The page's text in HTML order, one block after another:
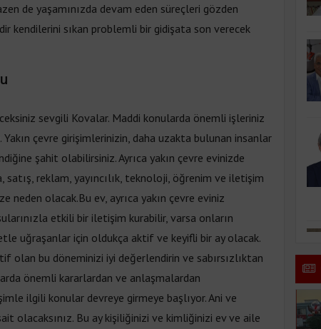
de yaşamınızda devam eden süreçleri gözden
kendilerini sıkan problemli bir gidişata son verecek
sevgili Kovalar. Maddi konularda önemli işleriniz
çevre girişimlerinizin, daha uzakta bulunan insanlar
şahit olabilirsiniz. Ayrıca yakın çevre evinizde
reklam, yayıncılık, teknoloji, öğrenim ve iletişim
olacak.Bu ev, ayrıca yakın çevre eviniz
etkili bir iletişim kurabilir, varsa onların
uğraşanlar için oldukça aktif ve keyifli bir ay olacak.
olan bu döneminizi iyi değerlendirin ve sabırsızlıktan
önemli kararlardan ve anlaşmalardan
ilgili konular devreye girmeye başlıyor. Ani ve
olacaksınız. Bu ay kişiliğinizi ve kimliğinizi ev ve aile